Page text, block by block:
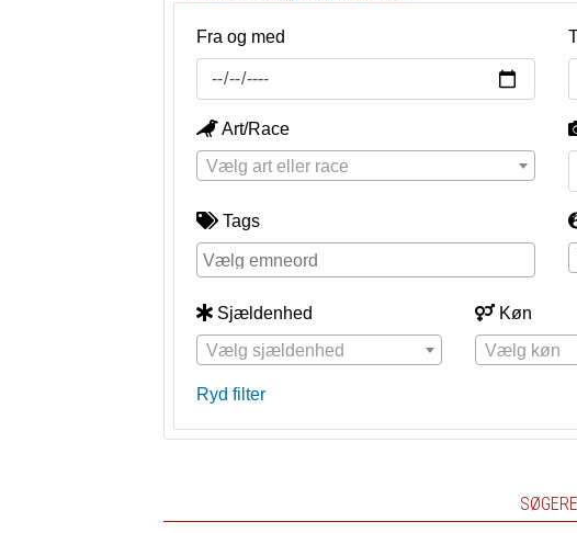
Fra og med
Art/Race
Vælg art eller race
Tags
Sjældenhed
Vælg sjældenhed
Køn
Vælg køn
Ryd filter